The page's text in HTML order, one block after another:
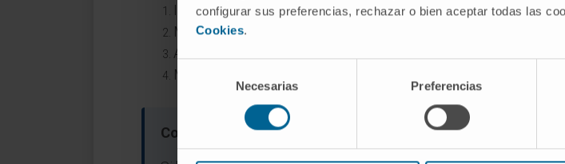
configurar sus preferencias, rechazar o bien aceptar todas las
Cookies.
consentimiento
Necesarias Preferencias
Instituto Nacional del Cáncer (NCI).Tumores del sistema
Mayo Clinic.
American Association of Neurological Surgeons (AANS).
Manual MSD (versión para público general).
Consulte también la información clínica completa sobre los